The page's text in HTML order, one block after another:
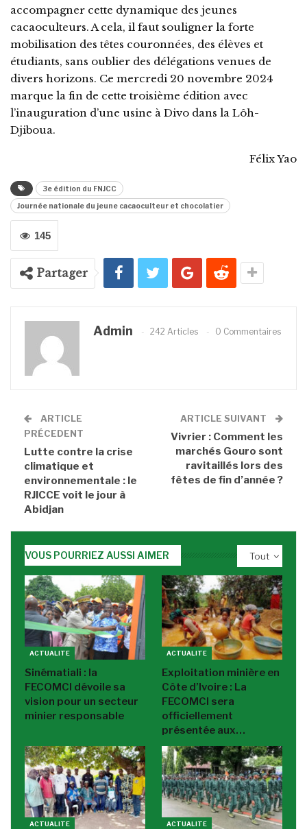
accompagner cette dynamique des jeunes
cacaoculteurs. A cela, il faut souligner la forte
mobilisation des têtes couronnées, des élèves et
étudiants, sans oublier des délégations venues de
divers horizons. Ce mercredi 20 novembre 2024
marque la fin de cette troisième édition avec
l’inauguration d’une usine à Divo dans la Lôh-
Djiboua.
Félix Yao
3e édition du FNJCC
Journée nationale du jeune cacaoculteur et chocolatier
145
Partager
Admin 242 Articles 0 Commentaires
ARTICLE
PRÉCEDENT
Lutte contre la crise
climatique et
environnementale : le
RJICCE voit le jour à
Abidjan
ARTICLE SUIVANT
Vivrier : Comment les
marchés Gouro sont
ravitaillés lors des
fêtes de fin d’année ?
Tout
VOUS POURRIEZ AUSSI AIMER
ACTUALITE
Sinématiali : la
FECOMCI dévoile sa
vision pour un secteur
minier responsable
ACTUALITE
Exploitation minière en
Côte d’Ivoire : La
FECOMCI sera
officiellement
présentée aux…
ACTUALITE ACTUALITE